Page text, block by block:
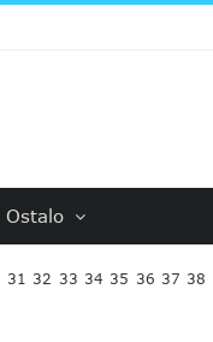
Ostalo
31 32 33 34 35 36 37 38